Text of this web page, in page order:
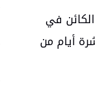
في
أيام من